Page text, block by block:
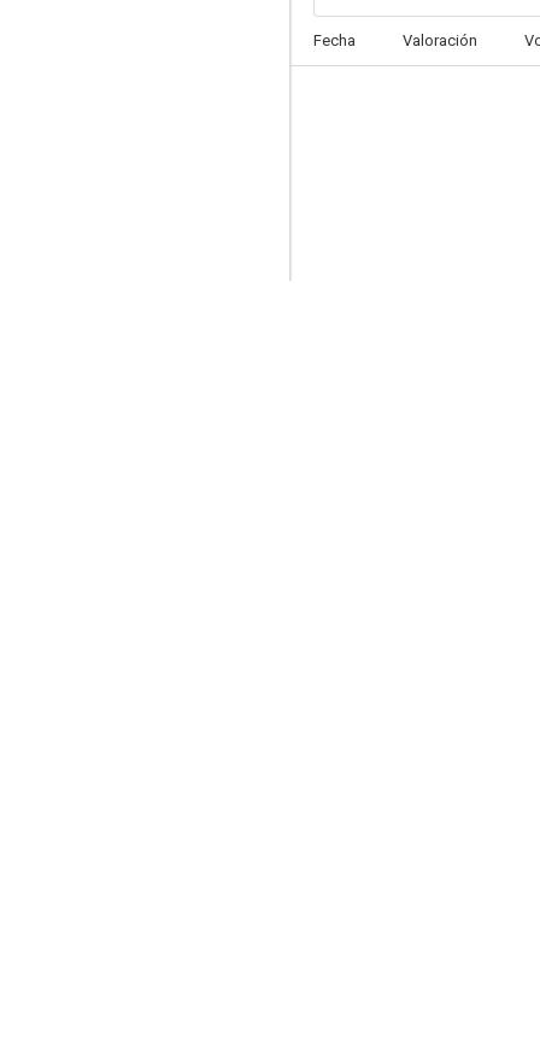
Fecha Valoración